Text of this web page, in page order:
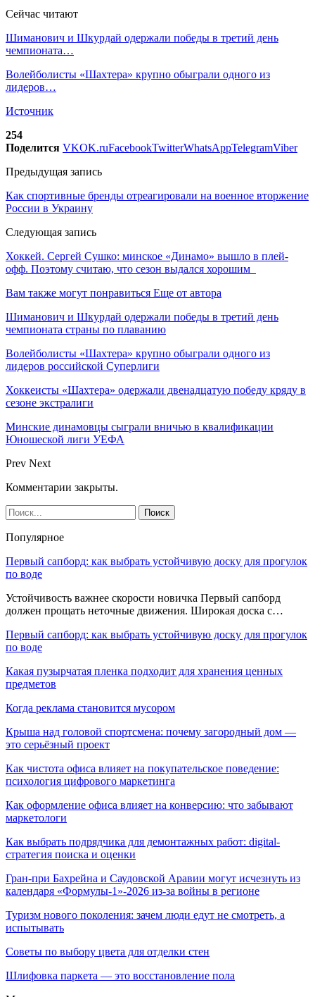
Сейчас читают
Шиманович и Шкурдай одержали победы в третий день
чемпионата…
Волейболисты «Шахтера» крупно обыграли одного из
лидеров…
Источник
254
Поделится VKOK.ruFacebookTwitterWhatsAppTelegramViber
Предыдущая запись
Как спортивные бренды отреагировали на военное вторжение
России в Украину
Следующая запись
Хоккей. Сергей Сушко: минское «Динамо» вышло в плей-
офф. Поэтому считаю, что сезон выдался хорошим
Вам также могут понравиться Еще от автора
Шиманович и Шкурдай одержали победы в третий день
чемпионата страны по плаванию
Волейболисты «Шахтера» крупно обыграли одного из
лидеров российской Суперлиги
Хоккеисты «Шахтера» одержали двенадцатую победу кряду в
сезоне экстралиги
Минские динамовцы сыграли вничью в квалификации
Юношеской лиги УЕФА
Prev Next
Комментарии закрыты.
Популярное
Первый сапборд: как выбрать устойчивую доску для прогулок
по воде
Устойчивость важнее скорости новичка Первый сапборд
должен прощать неточные движения. Широкая доска с…
Первый сапборд: как выбрать устойчивую доску для прогулок
по воде
Какая пузырчатая пленка подходит для хранения ценных
предметов
Когда реклама становится мусором
Крыша над головой спортсмена: почему загородный дом —
это серьёзный проект
Как чистота офиса влияет на покупательское поведение:
психология цифрового маркетинга
Как оформление офиса влияет на конверсию: что забывают
маркетологи
Как выбрать подрядчика для демонтажных работ: digital-
стратегия поиска и оценки
Гран-при Бахрейна и Саудовской Аравии могут исчезнуть из
календаря «Формулы-1»-2026 из-за войны в регионе
Туризм нового поколения: зачем люди едут не смотреть, а
испытывать
Советы по выбору цвета для отделки стен
Шлифовка паркета — это восстановление пола